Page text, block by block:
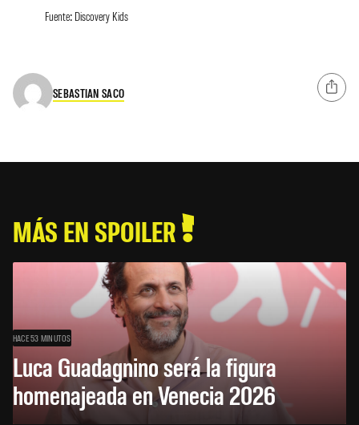
Fuente: Discovery Kids
SEBASTIAN SACO
MÁS EN SPOILER
HACE 53 MINUTOS
Luca Guadagnino será la figura
homenajeada en Venecia 2026